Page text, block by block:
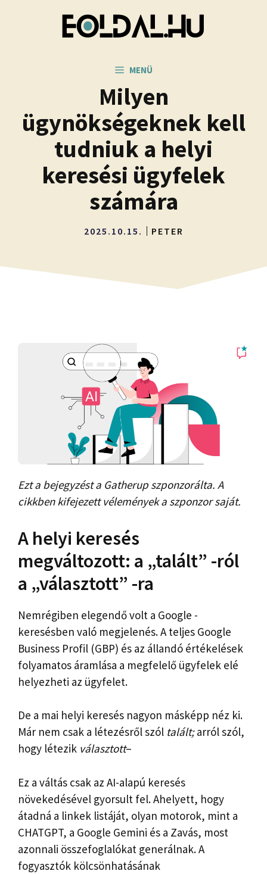
MENÜ
Milyen
ügynökségeknek kell
tudniuk a helyi
keresési ügyfelek
számára
2025.10.15. PETER
Ezt a bejegyzést a Gatherup szponzorálta. A
cikkben kifejezett vélemények a szponzor saját.
A helyi keresés
megváltozott: a „talált” -ról
a „választott” -ra
Nemrégiben elegendő volt a Google -
keresésben való megjelenés. A teljes Google
Business Profil (GBP) és az állandó értékelések
folyamatos áramlása a megfelelő ügyfelek elé
helyezheti az ügyfelet.
De a mai helyi keresés nagyon másképp néz ki.
Már nem csak a létezésről szól talált;arról szól,
hogy létezik választott–
Ez a váltás csak az AI-alapú keresés
növekedésével gyorsult fel. Ahelyett, hogy
átadná a linkek listáját, olyan motorok, mint a
CHATGPT, a Google Gemini és a Zavás, most
azonnali összefoglalókat generálnak. A
fogyasztók kölcsönhatásának